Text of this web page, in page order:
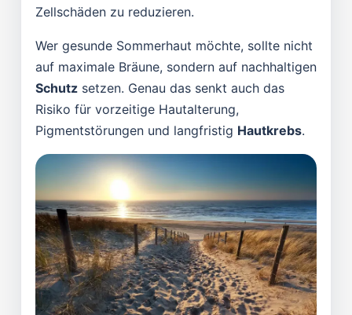
Zellschäden zu reduzieren.
Wer gesunde Sommerhaut möchte, sollte nicht
auf maximale Bräune, sondern auf nachhaltigen
Schutz setzen. Genau das senkt auch das
Risiko für vorzeitige Hautalterung,
Pigmentstörungen und langfristig Hautkrebs.